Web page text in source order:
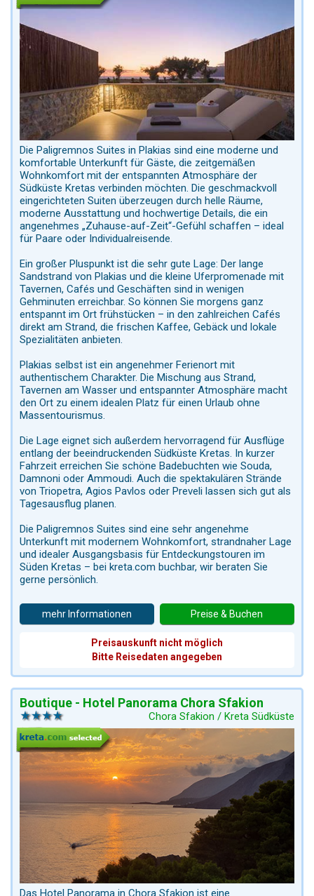
Die Paligremnos Suites in Plakias sind eine moderne und
komfortable Unterkunft für Gäste, die zeitgemäßen
Wohnkomfort mit der entspannten Atmosphäre der
Südküste Kretas verbinden möchten. Die geschmackvoll
eingerichteten Suiten überzeugen durch helle Räume,
moderne Ausstattung und hochwertige Details, die ein
angenehmes „Zuhause-auf-Zeit“-Gefühl schaffen – ideal
für Paare oder Individualreisende.
Ein großer Pluspunkt ist die sehr gute Lage: Der lange
Sandstrand von Plakias und die kleine Uferpromenade mit
Tavernen, Cafés und Geschäften sind in wenigen
Gehminuten erreichbar. So können Sie morgens ganz
entspannt im Ort frühstücken – in den zahlreichen Cafés
direkt am Strand, die frischen Kaffee, Gebäck und lokale
Spezialitäten anbieten.
Plakias selbst ist ein angenehmer Ferienort mit
authentischem Charakter. Die Mischung aus Strand,
Tavernen am Wasser und entspannter Atmosphäre macht
den Ort zu einem idealen Platz für einen Urlaub ohne
Massentourismus.
Die Lage eignet sich außerdem hervorragend für Ausflüge
entlang der beeindruckenden Südküste Kretas. In kurzer
Fahrzeit erreichen Sie schöne Badebuchten wie Souda,
Damnoni oder Ammoudi. Auch die spektakulären Strände
von Triopetra, Agios Pavlos oder Preveli lassen sich gut als
Tagesausflug planen.
Die Paligremnos Suites sind eine sehr angenehme
Unterkunft mit modernem Wohnkomfort, strandnaher Lage
und idealer Ausgangsbasis für Entdeckungstouren im
Süden Kretas – bei kreta.com buchbar, wir beraten Sie
gerne persönlich.
mehr Informationen
Preisauskunft nicht möglich
Bitte Reisedaten angegeben
Preise & Buchen
Boutique - Hotel Panorama Chora Sfakion
Chora Sfakion / Kreta Südküste
Das Hotel Panorama in Chora Sfakion ist eine